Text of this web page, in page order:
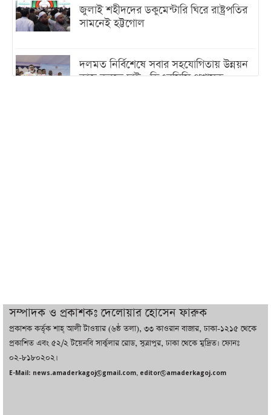
জুলাই শহীদদের ডকুমেন্টারি ঘিরে রাষ্ট্রপতির
সামনেই হট্টগোল
দলমত নির্বিশেষে সবার সহযোগিতায় উন্নয়ন
কাজ করতে চাই : ডিএনসিসি প্রশাসক
বাজারে কাঁচা মরিচে ‘আগুন’, ‘এত দাম তো
আগে দেখিনি’
সম্পাদক ও প্রকাশকঃ দেলোয়ার হোসেন ফারুক
প্রকাশক কর্তৃক শাহ্ আলী টাওয়ার (৬ষ্ঠ তলা), ৩৩ কাওরান বাজার, ঢাকা-১২১৫ থেকে
প্রকাশিত এবং ৫২/২ টয়েনবি সার্কুলার রোড, সুত্রাপুর, ঢাকা থেকে মুদ্রিত। ফোনঃ
০২-৮১৮০২০২।
E-Mail: news.amaderkagoj@gmail.com, editor@amaderkagoj.com